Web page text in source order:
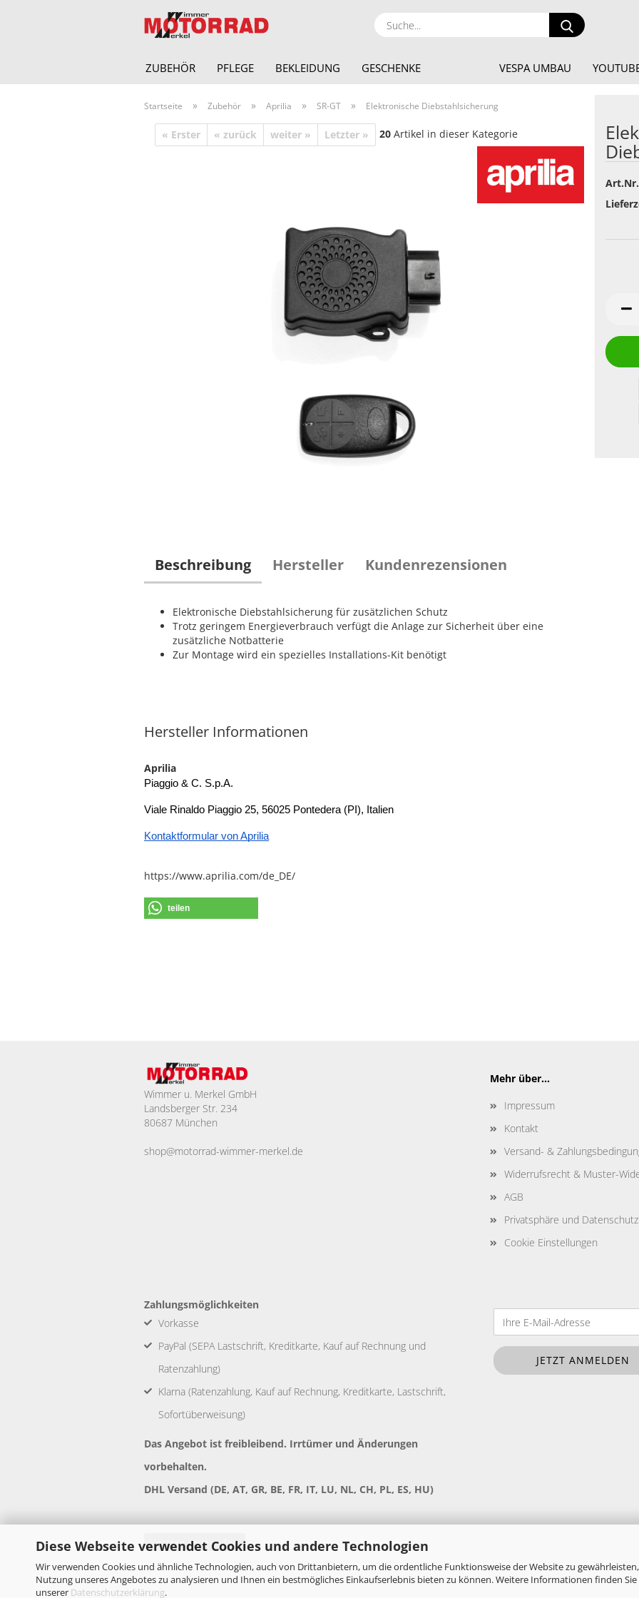
Diese Webseite verwendet Cookies und andere Technologien
Wir verwenden Cookies und ähnliche Technologien, auch von Drittanbietern, um die ordentliche Funktionsweise der Website zu
Nutzung unseres Angebotes zu analysieren und Ihnen ein bestmögliches Einkaufserlebnis bieten zu können. Weitere Informationen finden Sie
unserer Datenschutzerklärung.
Suche...
ZUBEHÖR PFLEGE BEKLEIDUNG GESCHENKE VESPA UMBAU
Startseite » Zubehör » Aprilia » SR-GT » Elektronische Diebstahlsicherung
« Erster « zurück weiter » Letzter » 20 Artikel in dieser Kategorie
Beschreibung Hersteller Kundenrezensionen
Elektronische Diebstahlsicherung für zusätzlichen Schutz
Trotz geringem Energieverbrauch verfügt die Anlage zur Sicherheit über eine
zusätzliche Notbatterie
Zur Montage wird ein spezielles Installations-Kit benötigt
Hersteller Informationen
Aprilia
Piaggio & C. S.p.A.
Viale Rinaldo Piaggio 25, 56025 Pontedera (PI), Italien
Kontaktformular von Aprilia
https://www.aprilia.com/de_DE/
teilen
Wimmer u. Merkel GmbH
Landsberger Str. 234
80687 München
shop@motorrad-wimmer-merkel.de
Mehr über...
Impressum
Kontakt
Versand- &
Widerrufsrecht & Muster-
AGB
Privatsphäre und Datenschutz
Cookie Einstellungen
Zahlungsmöglichkeiten
Vorkasse
PayPal (SEPA Lastschrift, Kreditkarte, Kauf auf Rechnung und
Ratenzahlung)
Klarna (Ratenzahlung, Kauf auf Rechnung, Kreditkarte, Lastschrift,
Sofortüberweisung)
Das Angebot ist freibleibend. Irrtümer und Änderungen
vorbehalten.
DHL Versand (DE, AT, GR, BE, FR, IT, LU, NL, CH, PL, ES, HU)
Vertrag widerrufen
Onlineshop erstellenmit Gambio.de © 2026